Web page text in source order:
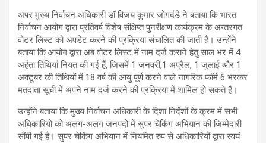
अपर मुख्य निर्वाचन अधिकारी डॉ विजय कुमार जोगदंडे ने बताया कि भारत
निर्वाचन आयोग द्वारा प्रतिवर्ष विशेष संक्षिप्त पुनरीक्षण कार्यक्रम के अन्तरगत
वोटर लिस्ट को अपडेट करने की प्रक्रिया संचालित की जाती है। उन्होंने
बताया कि आयोग द्वारा अब वोटर लिस्ट में नाम दर्ज कराने हेतु साल भर में 4
अर्हता तिथियां नियत की गई हैं, जिसमें 1 जनवरी,1 अप्रैल, 1 जुलाई और 1
अक्टूबर की तिथियों में 18 वर्ष की आयु पूर्ण करने वाले नागरिक फॉर्म 6 भरकर
मतदाता सूची में अपने नाम दर्ज करने की प्रक्रिया में शामिल हो सकते हैं।
उन्होंने बताया कि मुख्य निर्वाचन अधिकारी के दिशा निर्देशों के क्रम में सभी
अधिकारियों को अलग-अलग जनपदों में सुपर चेकिंग अभियान की जिम्मेदारी
सौंपी गई है। सुपर चेकिंग अभियान में नियमित रुप से अधिकारियों द्वारा स्वयं